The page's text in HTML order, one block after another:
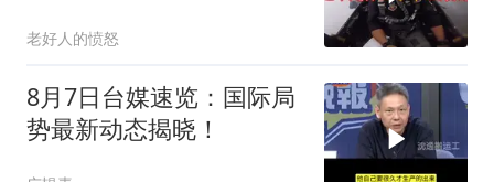
老好人的愤怒
8月7日台媒速览：国际局
势最新动态揭晓！